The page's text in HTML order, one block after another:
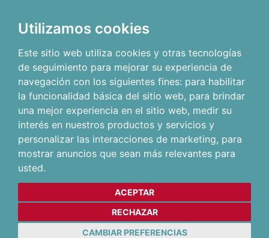
Utilizamos cookies
Este sitio web utiliza cookies y otras tecnologías
de seguimiento para mejorar su experiencia de
navegación con los siguientes fines: para habilitar
la funcionalidad básica del sitio web, para brindar
una mejor experiencia en el sitio web, medir su
interés en nuestros productos y servicios y
personalizar las interacciones de marketing, para
mostrar anuncios que sean más relevantes para
usted.
ACEPTAR
RECHAZAR
CAMBIAR PREFERENCIAS